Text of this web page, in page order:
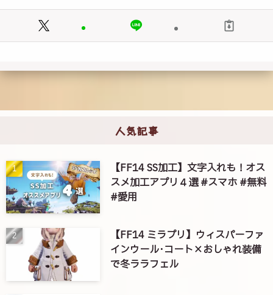
人気記事
【FF14 SS加工】文字入れも！オス
スメ加工アプリ４選 #スマホ #無料
#愛用
【FF14 ミラプリ】ウィスパーファ
インウール･コート×おしゃれ装備
で冬ララフェル